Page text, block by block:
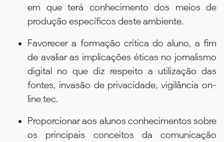
em que terá conhecimento dos meios de
produção específicos deste ambiente.
Favorecer a formação crítica do aluno, a fim
de avaliar as implicações éticas no jornalismo
digital no que diz respeito a utilização das
fontes, invasão de privacidade, vigilância on-
line tec.
Proporcionar aos alunos conhecimentos sobre
os principais conceitos da comunicação